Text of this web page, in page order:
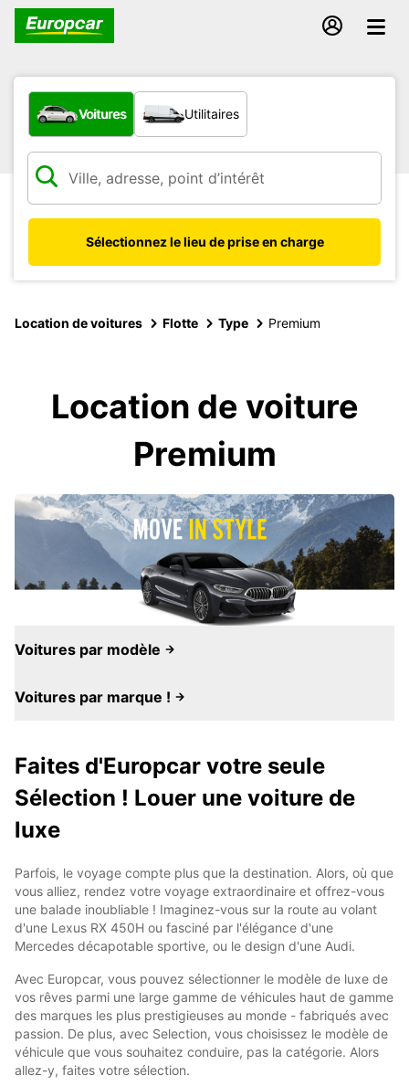
Quel type de véhicule ?
Voitures Utilitaires
Sélectionnez le lieu de prise en charge
Location de voitures Flotte Type Premium
Location de voiture
Premium
Voitures par modèle
Voitures par marque !
Faites d'Europcar votre seule
Sélection ! Louer une voiture de
luxe
Parfois, le voyage compte plus que la destination. Alors, où que
vous alliez, rendez votre voyage extraordinaire et offrez-vous
une balade inoubliable ! Imaginez-vous sur la route au volant
d'une Lexus RX 450H ou fasciné par l'élégance d'une
Mercedes décapotable sportive, ou le design d'une Audi.
Avec Europcar, vous pouvez sélectionner le modèle de luxe de
vos rêves parmi une large gamme de véhicules haut de gamme
des marques les plus prestigieuses au monde - fabriqués avec
passion. De plus, avec Selection, vous choisissez le modèle de
véhicule que vous souhaitez conduire, pas la catégorie. Alors
allez-y, faites votre sélection.